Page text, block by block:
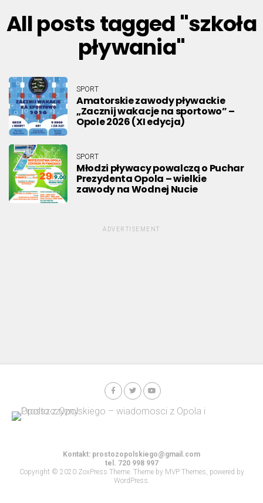
All posts tagged "szkoła
pływania"
SPORT
Amatorskie zawody pływackie
„Zacznij wakacje na sportowo” –
Opole 2026 (XI edycja)
SPORT
Młodzi pływacy powalczą o Puchar
Prezydenta Opola – wielkie
zawody na Wodnej Nucie
ADVERTISEMENT
Kontakt: prostozopolskiego@gmail.com
tel. 720 998 997
Copyright © 2020 ZoxPress Theme. Theme by MVP Themes, powered by
WordPress.